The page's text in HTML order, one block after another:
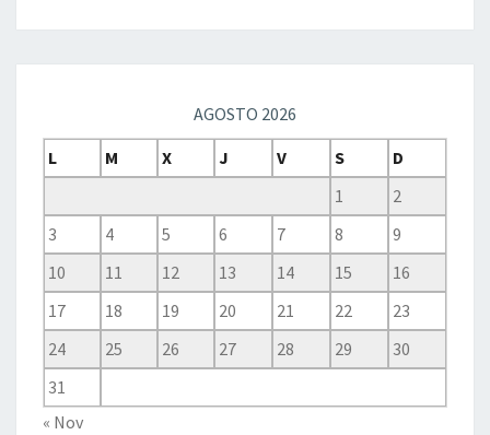
AGOSTO 2026
L
M X J V S
D
1
2
3
4 5 6 7 8
9
10
11 12 13 14 15
16
17
18 19 20 21 22
23
24
25 26 27 28 29
30
31
« Nov